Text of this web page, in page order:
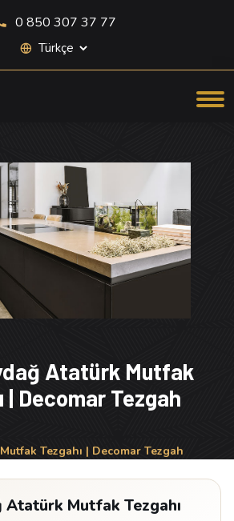
0 850 307 37 77
Site dili seçimi
Atatürk Mutfak
| Decomar Tezgah
Tezgahı | Decomar Tezgah
Atatürk Mutfak Tezgahı